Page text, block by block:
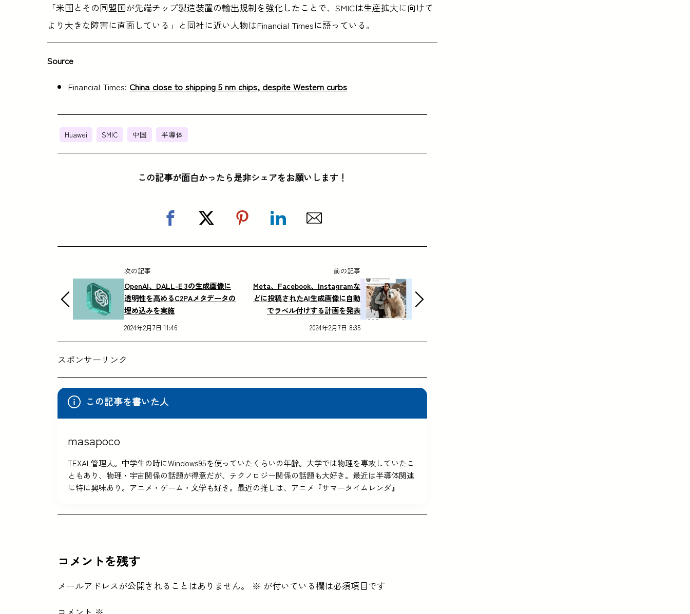
「米国とその同盟国が先端チップ製造装置の輸出規制を強化したことで、SMICは生産拡大に向けて
より大きな障害に直面している」と同社に近い人物はFinancial Timesに語っている。
Source
Financial Times: China close to shipping 5 nm chips, despite Western curbs
Huawei SMIC 中国 半導体
この記事が面白かったら是非シェアをお願いします！
次の記事
OpenAI、DALL-E 3の生成画像に
透明性を高めるC2PAメタデータの
埋め込みを実施
2024年2月7日 11:46
前の記事
Meta、Facebook、Instagramな
どに投稿されたAI生成画像に自動
でラベル付けする計画を発表
2024年2月7日 8:35
スポンサーリンク
この記事を書いた人
masapoco
TEXAL管理人。中学生の時にWindows95を使っていたくらいの年齢。大学では物理を専攻していたこ
ともあり、物理・宇宙関係の話題が得意だが、テクノロジー関係の話題も大好き。最近は半導体関連
に特に興味あり。アニメ・ゲーム・文学も好き。最近の推しは、アニメ『サマータイムレンダ』
コメントを残す
メールアドレスが公開されることはありません。 ※ が付いている欄は必須項目です